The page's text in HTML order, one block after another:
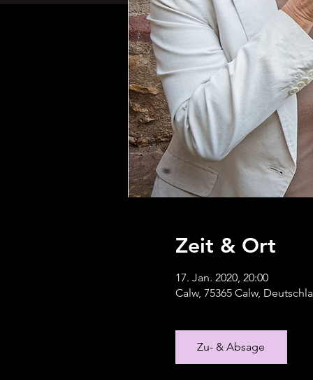
Zeit & Ort
17. Jan. 2020, 20:00
Calw, 75365 Calw,
Zu- & Absage